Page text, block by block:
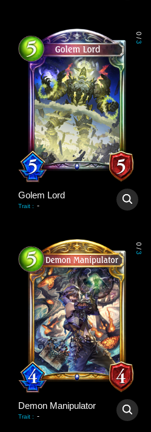
0
/
3
Golem Lord
Trait : -
0
/
3
Demon Manipulator
Trait : -